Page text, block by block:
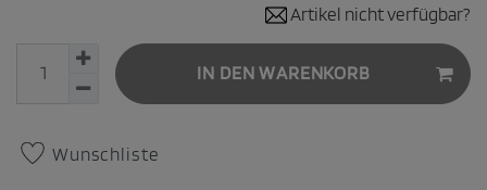
Artikel nicht verfügbar?
IN DEN WARENKORB
Wunschliste